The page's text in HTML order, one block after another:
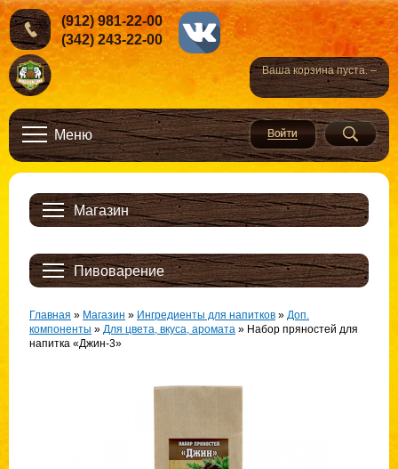
Ваша корзина пуста. –
(912) 981-22-00
(342) 243-22-00
Меню
Магазин
Пивоварение
Главная » Магазин » Ингредиенты для напитков » Доп.
компоненты » Для цвета, вкуса, аромата » Набор пряностей для
напитка «Джин-3»